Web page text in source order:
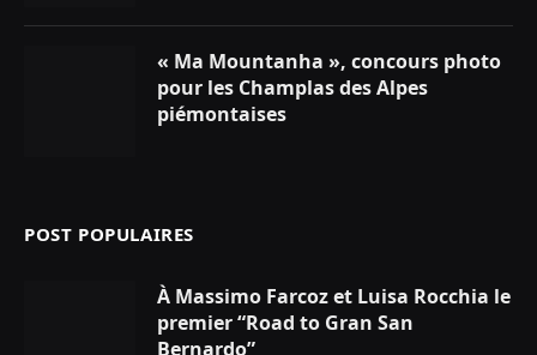
« Ma Mountanha », concours photo
pour les Champlas des Alpes
piémontaises
POST POPULAIRES
À Massimo Farcoz et Luisa Rocchia le
premier “Road to Gran San
Bernardo”